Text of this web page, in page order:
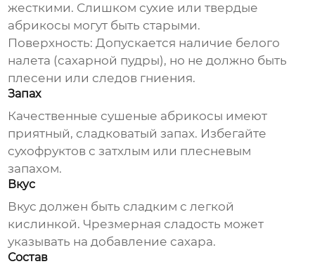
жесткими. Слишком сухие или твердые
абрикосы могут быть старыми.
Поверхность: Допускается наличие белого
налета (сахарной пудры), но не должно быть
плесени или следов гниения.
Запах
Качественные сушеные абрикосы имеют
приятный, сладковатый запах. Избегайте
сухофруктов с затхлым или плесневым
запахом.
Вкус
Вкус должен быть сладким с легкой
кислинкой. Чрезмерная сладость может
указывать на добавление сахара.
Состав